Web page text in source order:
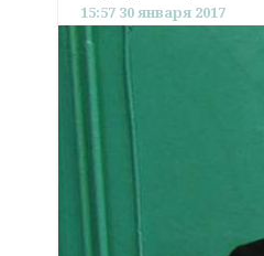
15:57 30 января 2017